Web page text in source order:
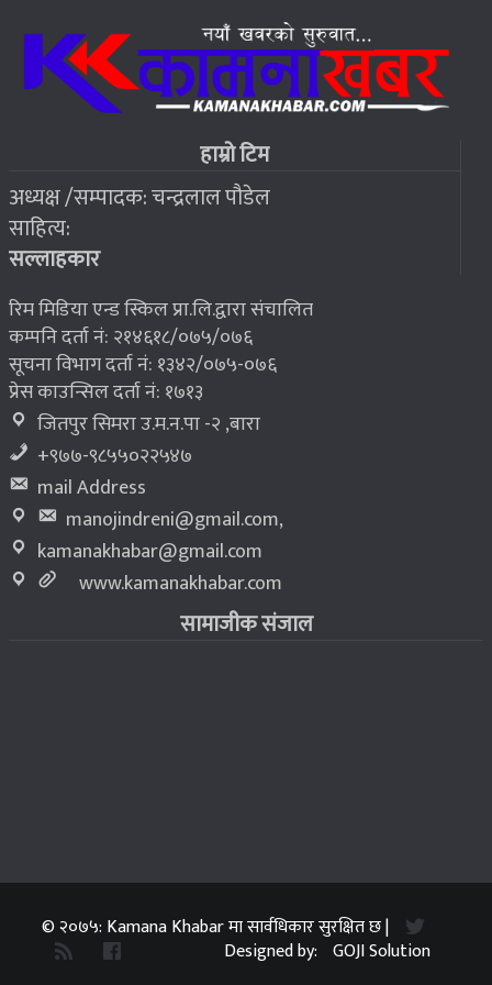
६ जहाँ चट्याङबाट बच्न रक्सी छर्केर घरभित्र पस्छन् स्थानीय
२०७६ बैशाख १३, शुक्रबार
फोरम सुनसरीको अध्यक्षमा खत्वे विजयी
२०७६ बैशाख १३, शुक्रबार
८ भूकम्प पीडितलाई घर निर्माण गर्न लालपुर्जा
हाम्रो टिम
अध्यक्ष /सम्पादक: चन्द्रलाल पौडेल
साहित्य:
सल्लाहकार
रिम मिडिया एन्ड स्किल प्रा.लि.द्वारा संचालित
कम्पनि दर्ता नं: २१४६१८/०७५/०७६
सूचना विभाग दर्ता नं: १३४२/०७५-०७६
प्रेस काउन्सिल दर्ता नं: १७१३
जितपुर सिमरा उ.म.न.पा -२ ,बारा
+९७७-९८५५०२२५४७
mail Address
manojindreni@gmail.com,
kamanakhabar@gmail.com
www.kamanakhabar.com
सामाजीक संजाल
© २०७५: Kamana Khabar मा सार्वधिकार सुरक्षित छ |
Designed by: GOJI Solution